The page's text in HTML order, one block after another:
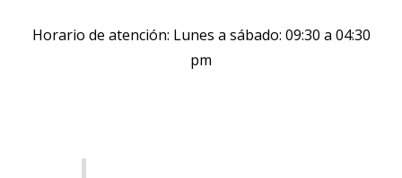
Horario de atención: Lunes a sábado: 09:30 a 04:30
pm